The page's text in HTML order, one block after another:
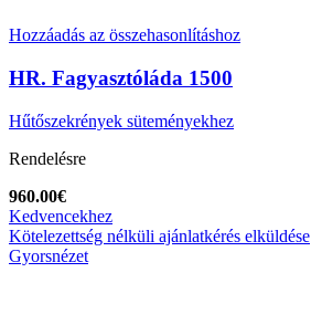
Hozzáadás az összehasonlításhoz
HR. Fagyasztóláda 1500
Hűtőszekrények süteményekhez
Rendelésre
960.00€
Kedvencekhez
Kötelezettség nélküli ajánlatkérés elküldése
Gyorsnézet